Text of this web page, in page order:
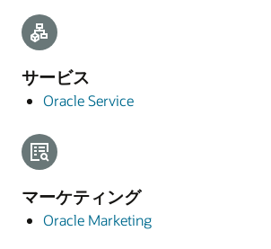
サービス
Oracle Service
マーケティング
Oracle Marketing